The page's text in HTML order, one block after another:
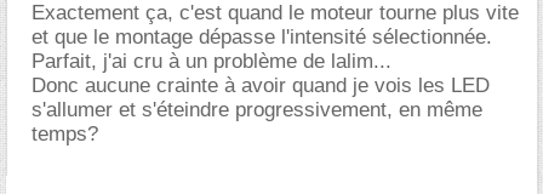
Exactement ça, c'est quand le moteur tourne plus vite
et que le montage dépasse l'intensité sélectionnée.
Parfait, j'ai cru à un problème de lalim...
Donc aucune crainte à avoir quand je vois les LED
s'allumer et s'éteindre progressivement, en même
temps?